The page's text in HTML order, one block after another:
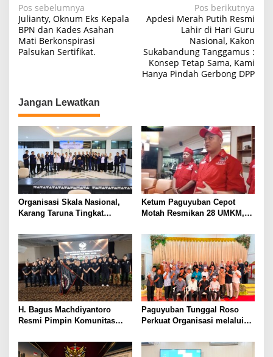
Navigasi
pos
Pos sebelumnya
Julianty, Oknum Eks Kepala
BPN dan Kades Asahan
Mati Berkonspirasi
Palsukan Sertifikat.
Pos berikutnya
Apdesi Merah Putih Resmi
Lahir di Hari Guru
Nasional, Kakon
Sukabandung Tanggamus :
Konsep Tetap Sama, Kami
Hanya Pindah Gerbong DPP
Jangan Lewatkan
Organisasi Skala Nasional,
Karang Taruna Tingkat
Lakukan Temu Karya pada
Tanggal 7 dan 8 Agustus 2026
Ketum Paguyuban Cepot
Motah Resmikan 28 UMKM,
dan UMKM di Jalan Braga
H. Bagus Machdiyantoro
Resmi Pimpin Komunitas
Perkuat Solidaritas dan
Hadirkan Program Nyata
Paguyuban Tunggal Roso
Perkuat Organisasi melalui
Program Kerja, dan Tata
Tertib Anggota